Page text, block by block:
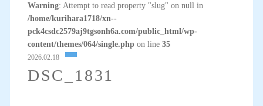
Warning: Attempt to read property "slug" on null in
/home/kurihara1718/xn--
pck4csdc2579aj9tgsonh6a.com/public_html/wp-
content/themes/064/single.phpon line 35
2026.02.18
DSC_1831